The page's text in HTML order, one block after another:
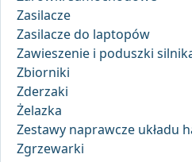
Zasilacze
Zasilacze do laptopów
Zawieszenie i poduszki
Zbiorniki
Zderzaki
Żelazka
Zestawy naprawcze układu
Zgrzewarki